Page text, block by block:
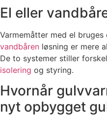
El eller
Varmemåtter med el
vandbåren løsning er mere
De to systemer stiller
isolering og styring.
Hvornår
nyt opbygget